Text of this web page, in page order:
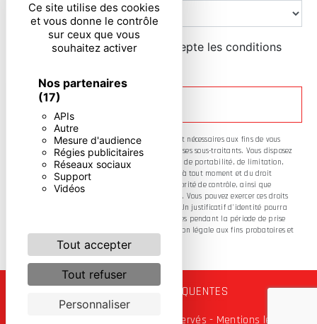
Ce site utilise des cookies
et vous donne le contrôle
sur ceux que vous
souhaitez activer
Nos partenaires
(17)
APIs
Autre
Mesure d'audience
Régies publicitaires
Réseaux sociaux
Support
Vidéos
Tout accepter
Tout refuser
Personnaliser
En cochant cette case, j'accepte les conditions
** Les données personnelles communiquées sont nécessaires aux fins de vous
contacter. Elles sont destinées à l'entreprise et ses sous-traitants. Vous disposez
de droits d’accès, de rectification, d’effacement, de portabilité, de limitation,
d’opposition, de retrait de votre consentement à tout moment et du droit
d’introduire une réclamation auprès d’une autorité de contrôle, ainsi que
d’organiser le sort de vos données post-mortem. Vous pouvez exercer ces droits
par voie postale ou par courrier électronique. Un justificatif d'identité pourra
vous être demandé. Nous conservons vos données pendant la période de prise
de contact puis pendant la durée de prescription légale aux fins probatoires et
de gestion des contentieux.
RECHERCHES FRÉQUENTES
- 2026 - Tous droits réservés - Mentions légales